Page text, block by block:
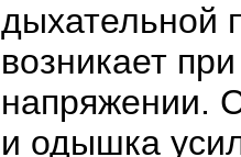
дыхательной
возникает
напряжении.
и одышка